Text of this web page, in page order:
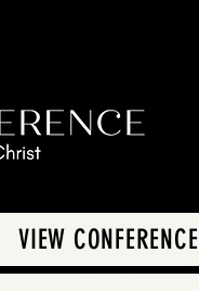
VIEW CONFERENCE